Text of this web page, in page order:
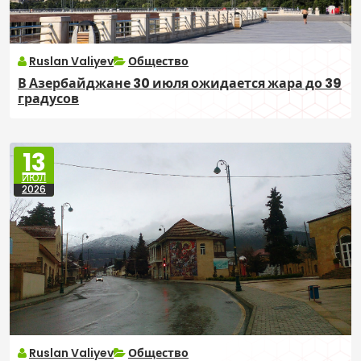
Ruslan Valiyev Общество
В Азербайджане 30 июля ожидается жара до 39
градусов
13
ИЮЛ
2026
Ruslan Valiyev Общество